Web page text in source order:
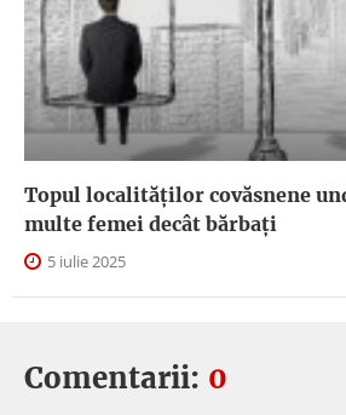
Topul localităților covăsnene
multe femei decât bărbați
5 iulie 2025
Comentarii: 0